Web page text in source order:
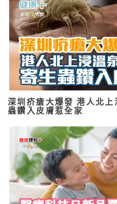
深圳疥瘡大爆發 港人北
蟲鑽入皮膚惹全家